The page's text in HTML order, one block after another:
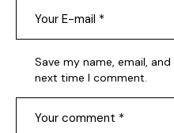
Save my name, email,
next time I comment.